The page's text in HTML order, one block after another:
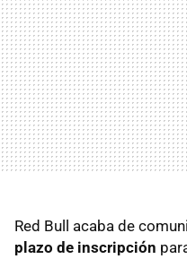
Red Bull acaba de
plazo de inscripción